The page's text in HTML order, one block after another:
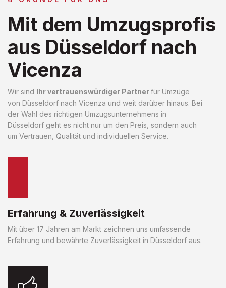
Mit dem Umzugsprofis
aus Düsseldorf nach
Vicenza
Wir sind Ihr vertrauenswürdiger Partnerfür Umzüge
von Düsseldorf nach Vicenza und weit darüber hinaus. Bei
der Wahl des richtigen Umzugsunternehmens in
Düsseldorf geht es nicht nur um den Preis, sondern auch
um Vertrauen, Qualität und individuellen Service.
Erfahrung & Zuverlässigkeit
Mit über 17 Jahren am Markt zeichnen uns umfassende
Erfahrung und bewährte Zuverlässigkeit in Düsseldorf aus.